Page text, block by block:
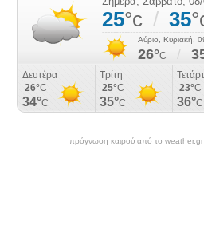
πρόγνωση καιρού από το weather.gr